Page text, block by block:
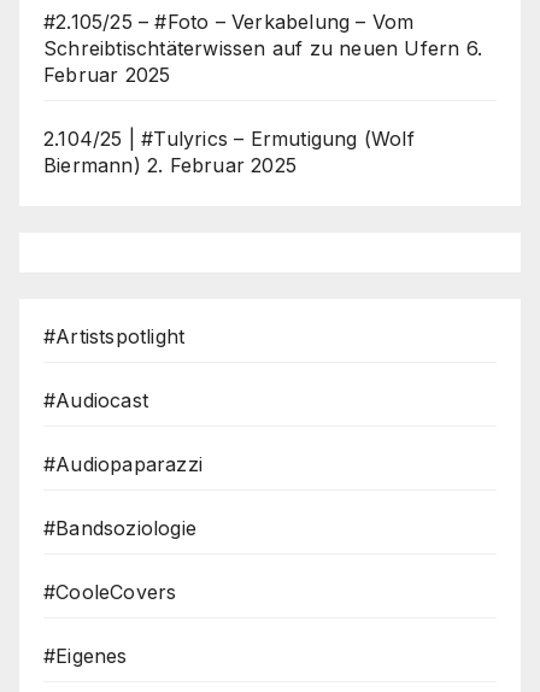
#2.105/25 – #Foto – Verkabelung – Vom
Schreibtischtäterwissen auf zu neuen Ufern 6.
Februar 2025
2.104/25 | #Tulyrics – Ermutigung (Wolf
Biermann) 2. Februar 2025
#Artistspotlight
#Audiocast
#Audiopaparazzi
#Bandsoziologie
#CooleCovers
#Eigenes